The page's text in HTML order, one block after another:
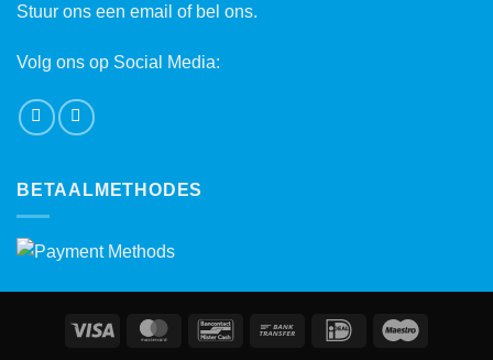
Stuur ons een email of bel ons.
Volg ons op Social Media:
BETAALMETHODES
Visa MasterCardBancontactBank
IDeal